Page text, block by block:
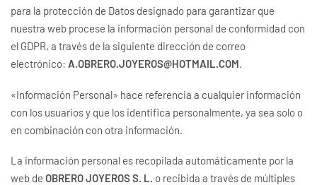
para la protección de Datos designado para garantizar que
nuestra web procese la información personal de conformidad con
el GDPR, a través de la siguiente dirección de correo
electrónico: A.OBRERO.JOYEROS@HOTMAIL.COM.
«Información Personal» hace referencia a cualquier información
con los usuarios y que los identifica personalmente, ya sea solo o
en combinación con otra información.
La información personal es recopilada automáticamente por la
web de OBRERO JOYEROS S. L. o recibida a través de múltiples